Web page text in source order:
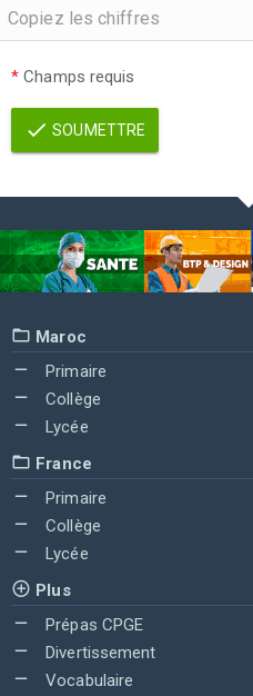
* Champs requis
SOUMETTRE
Maroc
Primaire
Collège
Lycée
France
Primaire
Collège
Lycée
Plus
Prépas CPGE
Divertissement
Vocabulaire